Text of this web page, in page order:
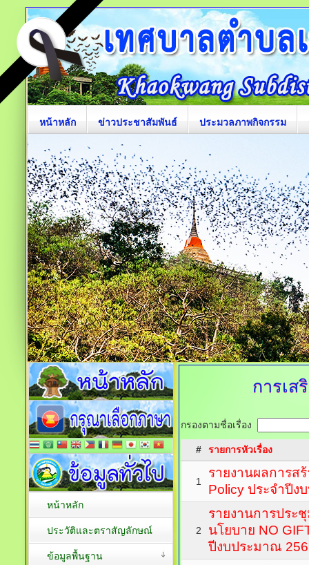
หน้าหลัก ข่าวประชาสัมพันธ์ ประมวลภาพกิจกรรม
การเส
กรองตามชื่อเรื่อง
# รายการหัวเรื่อง
1
รายงานผลการส
Policy ประจำปีง
2
รายงานการประ
นโยบาย NO
ปีงบประมาณ
หน้าหลัก
ประวัติและตราสัญลักษณ์
ข้อมูลพื้นฐาน